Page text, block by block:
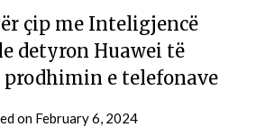
çip me Inteligjencë
detyron Huawei të
prodhimin e telefonave
on February 6, 2024